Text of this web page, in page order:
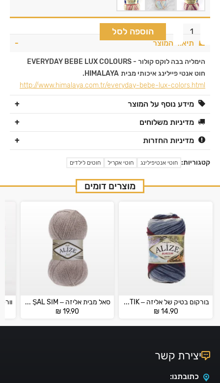
הוספה לסל
תיאור המוצר
הימליה בבה לוקס קולור - EVERYDAY BEBE LUX COLOURS
חוט אנטי פיילינג איכותי מבית HIMALAYA.
http://www.himalaya.com.tr/everyday-bebe-lux-colors.html
מידע נוסף על המוצר
מדיניות משלוחים
מדיניות החזרות
קטגוריות: חוטי אנטיפילינג חוטי אקריל חוטים לילדים
מוצרים דומים
בורקום בטיק של אליזה – BURCUM BATIK
₪ 14.90
סאל מבית אליזה – Alize ŞAL SİM
₪ 19.90
יצירת קשר
כתובתנו: